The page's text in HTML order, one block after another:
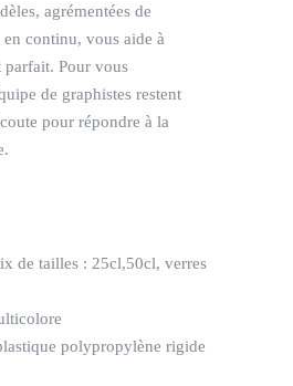
agrémentées de
continu, vous aide à
Pour vous
de graphistes restent
pour répondre à la
de tailles : 25cl,50cl, verres
polypropylène rigide